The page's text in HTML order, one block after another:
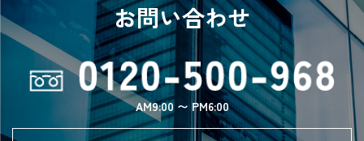
お問い合わせ
AM9:00 〜 PM6:00